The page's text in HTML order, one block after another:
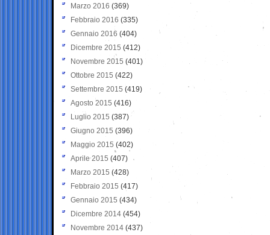
Marzo 2016 (369)
Febbraio 2016 (335)
Gennaio 2016 (404)
Dicembre 2015 (412)
Novembre 2015 (401)
Ottobre 2015 (422)
Settembre 2015 (419)
Agosto 2015 (416)
Luglio 2015 (387)
Giugno 2015 (396)
Maggio 2015 (402)
Aprile 2015 (407)
Marzo 2015 (428)
Febbraio 2015 (417)
Gennaio 2015 (434)
Dicembre 2014 (454)
Novembre 2014 (437)